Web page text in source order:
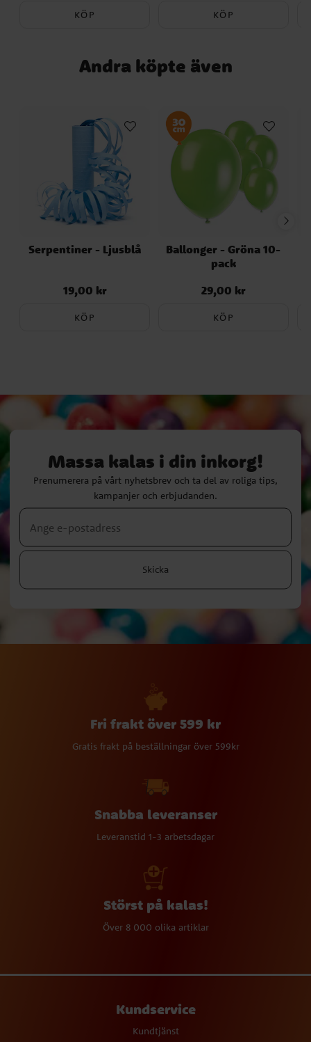
KÖP KÖP
Andra köpte även
Serpentiner - Ljusblå
Pris:19,00 kr
19,00 kr
KÖP
Ballonger - Gröna 10-
pack
Pris:29,00 kr
29,00 kr
KÖP
Massa kalas i din inkorg!
Prenumerera på vårt nyhetsbrev och ta del av roliga tips,
kampanjer och erbjudanden.
Skicka
Fri frakt över 599 kr
Gratis frakt på beställningar över 599kr
Snabba leveranser
Leveranstid 1-3 arbetsdagar
Störst på kalas!
Över 8 000 olika artiklar
Kundservice
Kundtjänst